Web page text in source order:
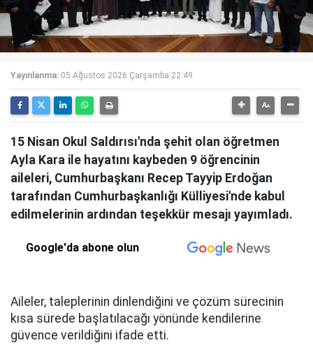
Yayınlanma: 05 Ağustos 2026 Çarşamba 22:49
15 Nisan Okul Saldırısı'nda şehit olan öğretmen
Ayla Kara ile hayatını kaybeden 9 öğrencinin
aileleri, Cumhurbaşkanı Recep Tayyip Erdoğan
tarafından Cumhurbaşkanlığı Külliyesi'nde kabul
edilmelerinin ardından teşekkür mesajı yayımladı.
Google'da abone olun
Aileler, taleplerinin dinlendiğini ve çözüm sürecinin
kısa sürede başlatılacağı yönünde kendilerine
güvence verildiğini ifade etti.